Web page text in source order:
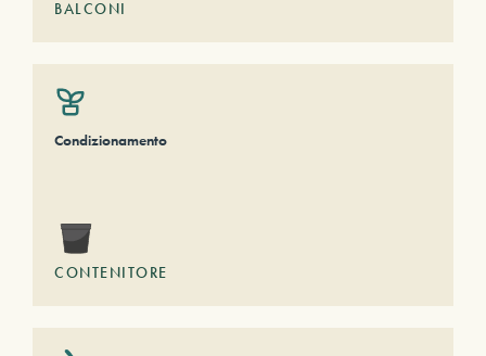
BALCONI
Condizionamento
CONTENITORE